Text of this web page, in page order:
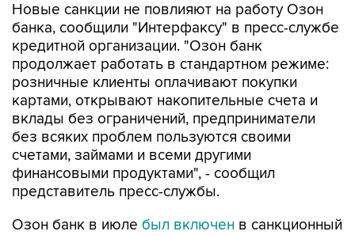
Новые санкции не повлияют на работу Озон
банка, сообщили "Интерфаксу" в пресс-службе
кредитной организации. "Озон банк
продолжает работать в стандартном режиме:
розничные клиенты оплачивают покупки
картами, открывают накопительные счета и
вклады без ограничений, предприниматели
без всяких проблем пользуются своими
счетами, займами и всеми другими
финансовыми продуктами", - сообщил
представитель пресс-службы.
Озон банк в июле был включен в санкционный